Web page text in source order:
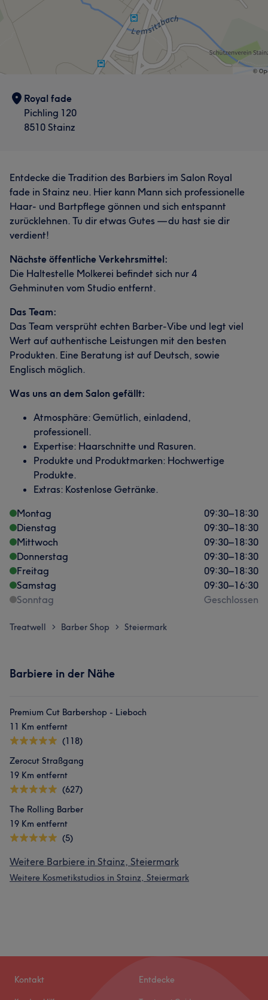
Royal fade
Pichling 120
8510 Stainz
Entdecke die Tradition des Barbiers im Salon Royal
fade in Stainz neu. Hier kann Mann sich professionelle
Haar- und Bartpflege gönnen und sich entspannt
zurücklehnen. Tu dir etwas Gutes — du hast sie dir
verdient!
Nächste öffentliche Verkehrsmittel:
Die Haltestelle Molkerei befindet sich nur 4
Gehminuten vom Studio entfernt.
Das Team:
Das Team versprüht echten Barber-Vibe und legt viel
Wert auf authentische Leistungen mit den besten
Produkten. Eine Beratung ist auf Deutsch, sowie
Englisch möglich.
Was uns an dem Salon gefällt:
Atmosphäre: Gemütlich, einladend,
professionell.
Expertise: Haarschnitte und Rasuren.
Produkte und Produktmarken: Hochwertige
Produkte.
Extras: Kostenlose Getränke.
Montag
09:30–18:30
Dienstag
09:30–18:30
Mittwoch
09:30–18:30
Donnerstag
09:30–18:30
Freitag
09:30–18:30
Samstag
09:30–16:30
Sonntag
Geschlossen
Treatwell > Barber Shop > Steiermark
Barbiere in der Nähe
Premium Cut Barbershop - Lieboch
11 Km entfernt
(118)
Zerocut Straßgang
19 Km entfernt
(627)
The Rolling Barber
19 Km entfernt
(5)
Weitere Barbiere in Stainz, Steiermark
Weitere Kosmetikstudios in Stainz, Steiermark
Kontakt Entdecke